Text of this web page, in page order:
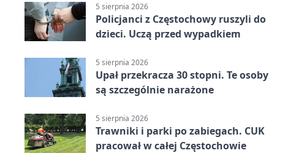
5 sierpnia 2026
Policjanci z Częstochowy ruszyli do
dzieci. Uczą przed wypadkiem
5 sierpnia 2026
Upał przekracza 30 stopni. Te osoby
są szczególnie narażone
5 sierpnia 2026
Trawniki i parki po zabiegach. CUK
pracował w całej Częstochowie